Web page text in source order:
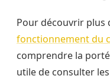
Pour découvrir plus
fonctionnement du
comprendre la
utile de consulter